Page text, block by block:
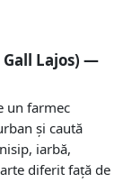
Gall Lajos) —
un farmec
și caută
iarbă,
diferit față de